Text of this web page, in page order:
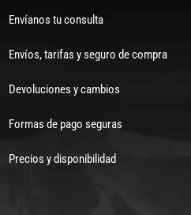
Envíanos tu consulta
Envíos, tarifas y seguro de compra
Devoluciones y cambios
Formas de pago seguras
Precios y disponibilidad